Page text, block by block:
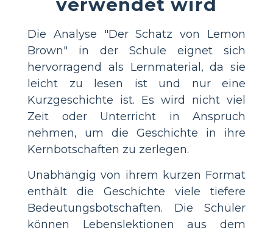
Die Analyse "Der Schatz von Lemon
Brown" in der Schule eignet sich
hervorragend als Lernmaterial, da sie
leicht zu lesen ist und nur eine
Kurzgeschichte ist. Es wird nicht viel
Zeit oder Unterricht in Anspruch
nehmen, um die Geschichte in ihre
Kernbotschaften zu zerlegen.
Unabhängig von ihrem kurzen Format
enthält die Geschichte viele tiefere
Bedeutungsbotschaften. Die Schüler
können Lebenslektionen aus dem